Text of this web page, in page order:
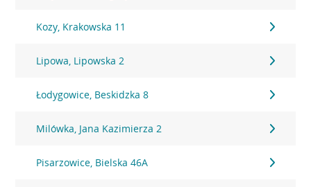
Kozy, Krakowska 11
Lipowa, Lipowska 2
Łodygowice, Beskidzka 8
Milówka, Jana Kazimierza 2
Pisarzowice, Bielska 46A